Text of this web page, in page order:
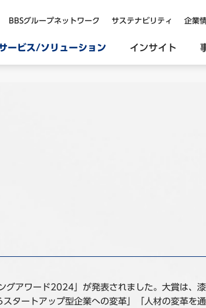
BBSグループネットワーク サステナビリティ 企業
ービス/ソリューション インサイト
グアワード2024」が発表されました。大賞は、
タートアップ型企業への変革」「人材の変革を